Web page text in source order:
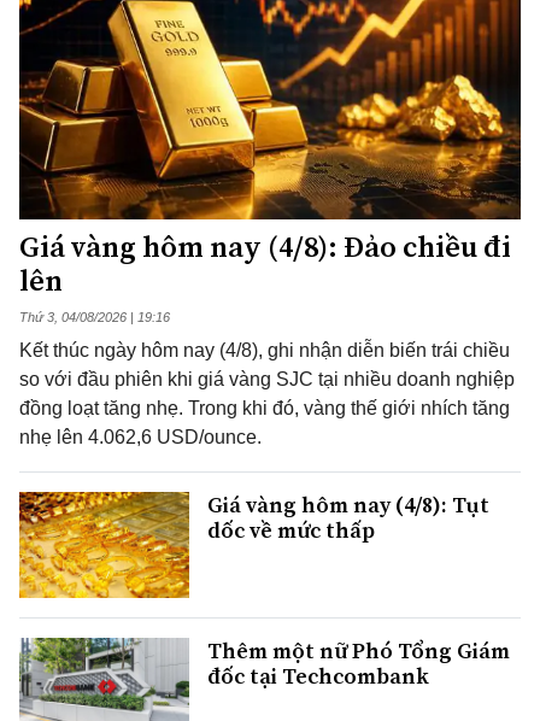
Giá vàng hôm nay (4/8): Đảo chiều đi
lên
Thứ 3, 04/08/2026 | 19:16
Kết thúc ngày hôm nay (4/8), ghi nhận diễn biến trái chiều
so với đầu phiên khi giá vàng SJC tại nhiều doanh nghiệp
đồng loạt tăng nhẹ. Trong khi đó, vàng thế giới nhích tăng
nhẹ lên 4.062,6 USD/ounce.
Giá vàng hôm nay (4/8): Tụt
dốc về mức thấp
Thêm một nữ Phó Tổng Giám
đốc tại Techcombank